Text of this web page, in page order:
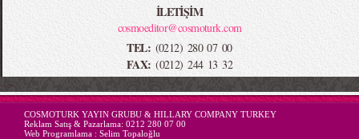
İLETİŞİM
cosmoeditor@cosmoturk.com
TEL: (0212) 280 07 00
FAX: (0212) 244 13 32
-->
COSMOTURK YAYIN GRUBU & HILLARY COMPANY TURKEY
Reklam Satış & Pazarlama: 0212 280 07 00
Web Programlama : Selim Topaloğlu